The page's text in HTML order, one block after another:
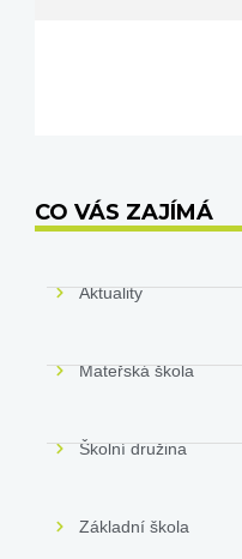
CO VÁS ZAJÍMÁ
Aktuality
Mateřská škola
Školní družina
Základní škola